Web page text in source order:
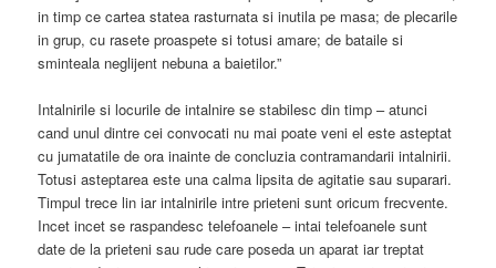
in timp ce cartea statea rasturnata si inutila pe masa; de plecarile
in grup, cu rasete proaspete si totusi amare; de bataile si
sminteala neglijent nebuna a baietilor.”
Intalnirile si locurile de intalnire se stabilesc din timp – atunci
cand unul dintre cei convocati nu mai poate veni el este asteptat
cu jumatatile de ora inainte de concluzia contramandarii intalnirii.
Totusi asteptarea este una calma lipsita de agitatie sau suparari.
Timpul trece lin iar intalnirile intre prieteni sunt oricum frecvente.
Incet incet se raspandesc telefoanele – intai telefoanele sunt
date de la prieteni sau rude care poseda un aparat iar treptat